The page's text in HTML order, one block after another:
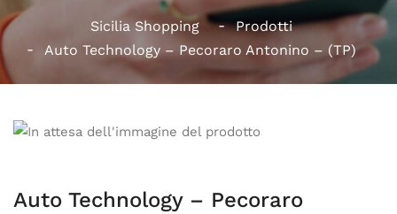
Sicilia Shopping
Prodotti
Auto Technology – Pecoraro Antonino – (TP)
Auto Technology – Pecoraro